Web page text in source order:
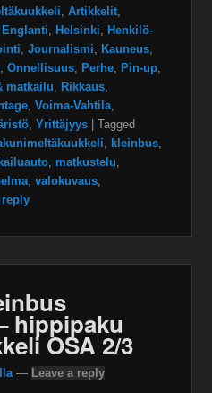
,Artikkelit,
Englanti, Helsinki, Henkilö-
,Journalismi, Kauneus,
,Onnellisuus, Perhe, Pin-up,
matkailu, Rikkaus,
,Voima-Vahtila,
,Yrittäjyys |Tagged
, kleinbus,
, matkustelu,
,valokuvaus,
reply
hippipaku
OSA 2/3
— Leave a reply